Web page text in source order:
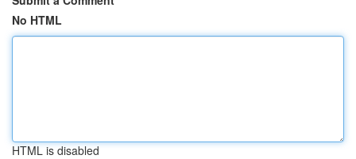
No HTML
HTML is disabled